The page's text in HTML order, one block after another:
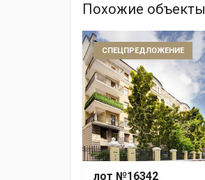
Похожие объекты
СПЕЦПРЕДЛОЖЕНИЕ
лот №16342